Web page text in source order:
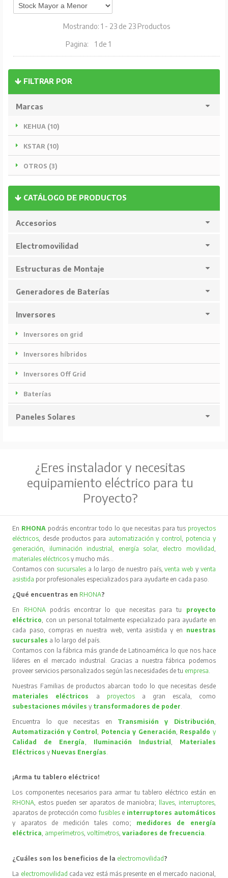
FILTRAR POR
Marcas
KEHUA (10)
KSTAR (10)
OTROS (3)
CATÁLOGO DE PRODUCTOS
Accesorios
Electromovilidad
Estructuras de Montaje
Generadores de Baterías
Inversores
Inversores on grid
Inversores híbridos
Inversores Off Grid
Baterías
Paneles Solares
Mostrando: 1 - 23 de 23 Productos
Pagina: 1 de 1
¿Eres instalador y necesitas
equipamiento eléctrico para tu
Proyecto?
En RHONA podrás encontrar todo lo que necesitas para tus proyectos
eléctricos , desde productos para automatización y control
potencia y
generación
iluminación industrial energía solar, electro movilidad
materiales eléctricos y mucho más…
Contamos con sucursales a lo largo de nuestro país,venta web y venta
asistida por profesionales especializados para ayudarte en cada paso.
¿Qué encuentras en RHONA?
En RHONA podrás encontrar lo que necesitas para tu proyecto
eléctrico , con un personal totalmente especializado para ayudarte en
cada paso, compras en nuestra web, venta asistida y en nuestras
sucursales a lo largo del país.
Contamos con la fábrica más grande de Latinoamérica lo que nos hace
líderes en el mercado industrial. Gracias a nuestra fábrica podemos
proveer servicios personalizados según las necesidades de tu empresa
Nuestras Familias de productos abarcan todo lo que necesitas desde
materiales eléctricos
a proyectos
a gran escala, como
subestaciones móvilesy transformadores de poder
Encuentra lo que necesitas en Transmisión y Distribución
Automatización y Control
Potencia y Generación Respaldo y
Calidad de Energía
Iluminación Industrial
Materiales
Eléctricos y Nuevas Energías
¡Arma tu tablero eléctrico!
Los componentes necesarios para armar tu tablero eléctrico están en
RHONA , estos pueden ser aparatos de maniobra; llaves, interruptores,
aparatos de protección comofusibles e interruptores automáticos
y aparatos de medición tales como; medidores de energía
eléctrica amperímetros ,voltímetros ,variadores de frecuencia
¿Cuáles son los beneficios de la electromovilidad?
La electromovilidad cada vez está más presente en el mercado nacional,